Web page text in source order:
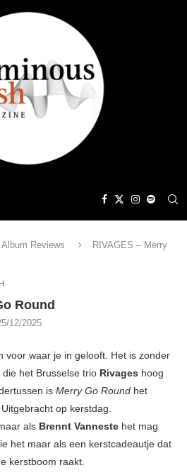
Album Reviews
RIVAGES – Merry
Round
12/2025
voor waar je in gelooft. Het is zonder
het Brusselse trio Rivages hoog
is Merry Go Round het
op kerstdag.
als Brennt Vanneste het mag
het maar als een kerstcadeautje dat
kerstboom raakt.